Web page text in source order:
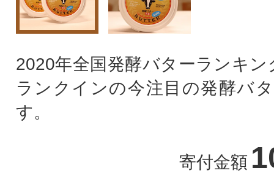
2020年全国発酵バターランキ
ランクインの今注目の発酵バ
す。
寄付金額